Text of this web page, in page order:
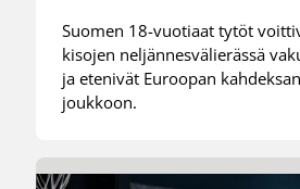
Suomen 18-vuotiaat tytöt
kisojen neljännesvälierässä
ja etenivät Euroopan
joukkoon.